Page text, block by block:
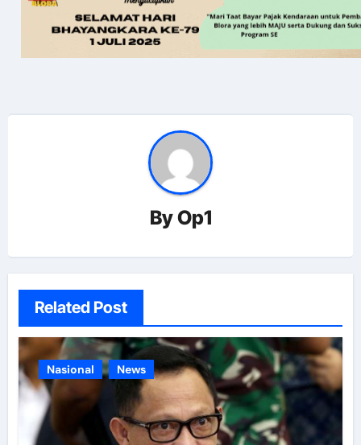
ByOp1
Related Post
Nasional News